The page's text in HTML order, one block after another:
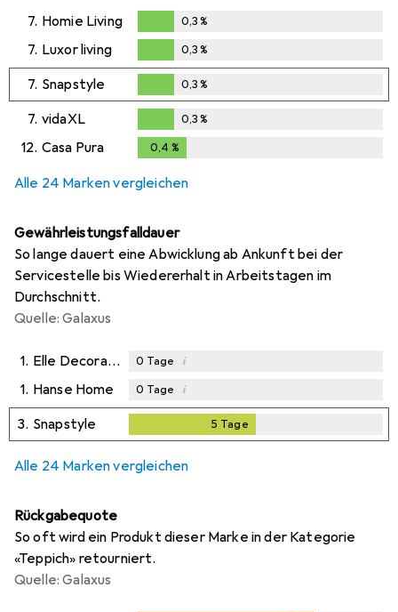
7. Homie Living
0,3%
0,3%
7. Luxor living
0,3%
0,3%
7. Snapstyle
0,3%
0,3%
7. vidaXL
0,3%
0,3%
12. Casa Pura 0,4 %
Alle 24 Marken vergleichen
Gewährleistungsfalldauer
So lange dauert eine Abwicklung ab Ankunft bei der
Servicestelle bis Wiedererhalt in Arbeitstagen im
Durchschnitt.
Quelle: Galaxus
1. Elle Decoration 0 Tage i
1. Hanse Home 0 Tage i
3. Snapstyle 5 Tage
Alle 24 Marken vergleichen
Rückgabequote
So oft wird ein Produkt dieser Marke in der Kategorie
«Teppich» retourniert.
Quelle: Galaxus